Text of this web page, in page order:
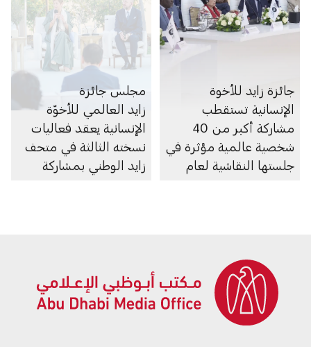
جائزة زايد للأخوة
الإنسانية تستقطب
مشاركة أكبر من 40
شخصية عالمية مؤثرة في
جلستها النقاشية لعام
مجلس جائزة
زايد العالمي للأخوّة
الإنسانية يعقد فعاليات
نسخته الثالثة في متحف
زايد الوطني بمشاركة